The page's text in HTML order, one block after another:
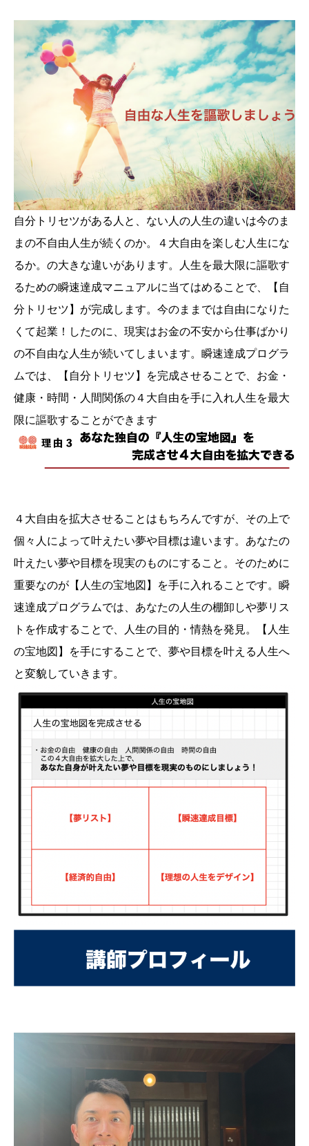
自分トリセツがある人と、ない人の人生の違いは今のま
まの不自由人生が続くのか。４大自由を楽しむ人生にな
るか。の大きな違いがあります。人生を最大限に謳歌す
るための瞬速達成マニュアルに当てはめることで、【自
分トリセツ】が完成します。今のままでは自由になりた
くて起業！したのに、現実はお金の不安から仕事ばかり
の不自由な人生が続いてしまいます。瞬速達成プログラ
ムでは、【自分トリセツ】を完成させることで、お金・
健康・時間・人間関係の４大自由を手に入れ人生を最大
限に謳歌することができます
４大自由を拡大させることはもちろんですが、その上で
個々人によって叶えたい夢や目標は違います。あなたの
叶えたい夢や目標を現実のものにすること。そのために
重要なのが【人生の宝地図】を手に入れることです。瞬
速達成プログラムでは、あなたの人生の棚卸しや夢リス
トを作成することで、人生の目的・情熱を発見。【人生
の宝地図】を手にすることで、夢や目標を叶える人生へ
と変貌していきます。